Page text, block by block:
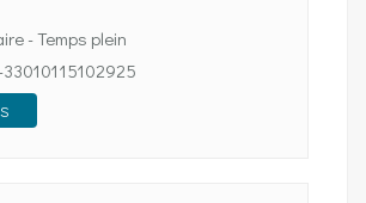
- Temps plein
33010115102925